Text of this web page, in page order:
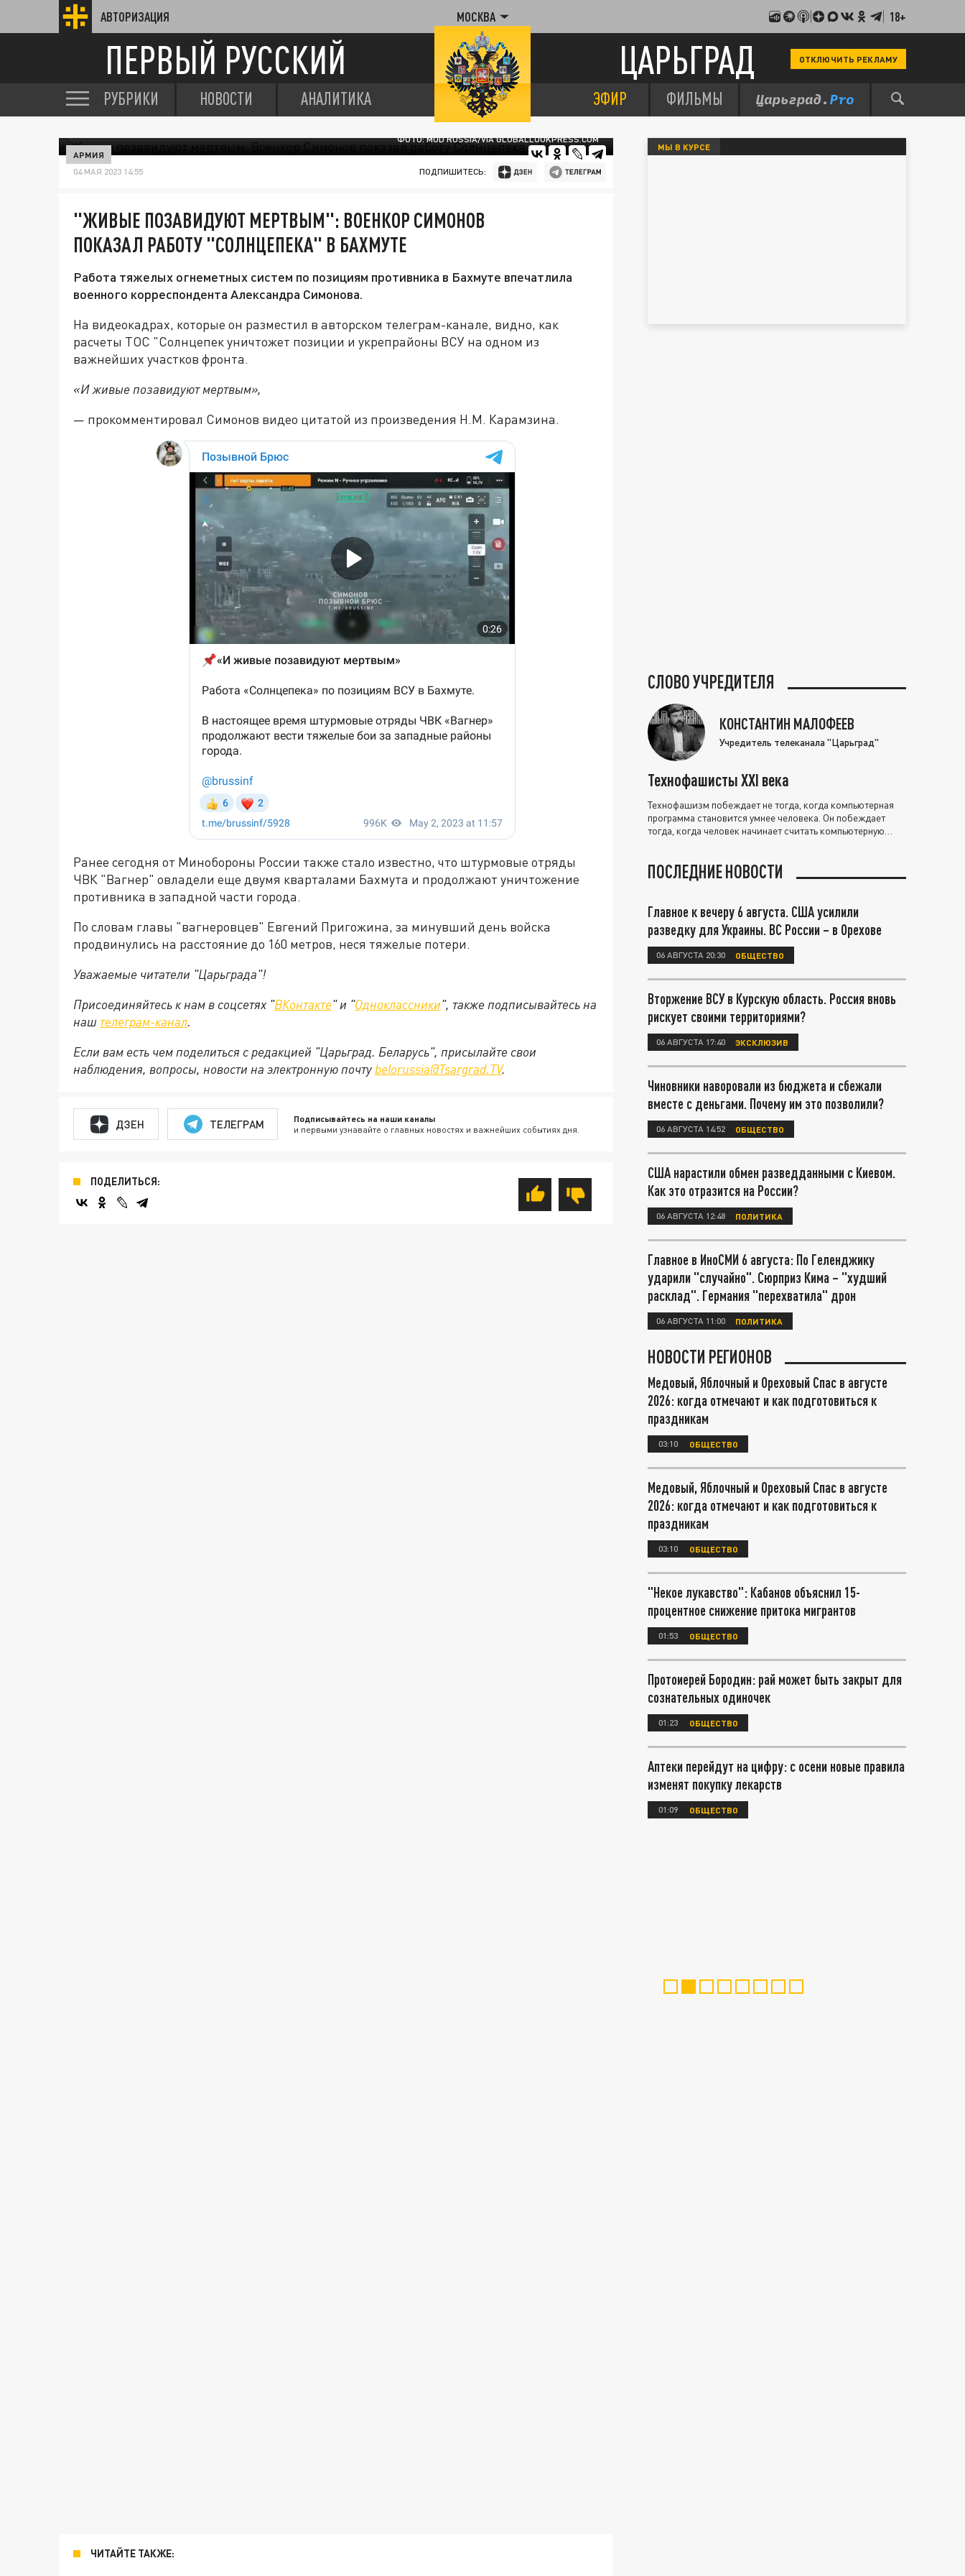
АВТОРИЗАЦИЯ МОСКВА 18+
ПЕРВЫЙ РУССКИЙ ЦАРЬГРАД ОТКЛЮЧИТЬ РЕКЛАМУ
РУБРИКИ НОВОСТИ АНАЛИТИКА ЭФИР ФИЛЬМЫ
ФОТО: MOD RUSSIA/VIA GLOBALLOOKPRESS.COM
АРМИЯ
04 МАЯ 2023 14:55 ПОДПИШИТЕСЬ:
"ЖИВЫЕ ПОЗАВИДУЮТ МЕРТВЫМ": ВОЕНКОР СИМОНОВ
ПОКАЗАЛ РАБОТУ "СОЛНЦЕПЕКА" В БАХМУТЕ
Работа тяжелых огнеметных систем по позициям противника в Бахмуте впечатлила
военного корреспондента Александра Симонова.
На видеокадрах, которые он разместил в авторском телеграм-канале, видно, как
расчеты ТОС "Солнцепек уничтожет позиции и укрепрайоны ВСУ на одном из
важнейших участков фронта.
«И живые позавидуют мертвым»,
— прокомментировал Симонов видео цитатой из произведения Н.М. Карамзина.
Ранее сегодня от Минобороны России также стало известно, что штурмовые отряды
ЧВК "Вагнер" овладели еще двумя кварталами Бахмута и продолжают уничтожение
противника в западной части города.
По словам главы "вагнеровцев" Евгений Пригожина, за минувший день войска
продвинулись на расстояние до 160 метров, неся тяжелые потери.
Уважаемые читатели "Царьграда"!
Присоединяйтесь к нам в соцсетях "ВКонтакте" и "Одноклассники", также подписывайтесь на
наш телеграм-канал.
Если вам есть чем поделиться с редакцией "Царьград. Беларусь", присылайте свои
наблюдения, вопросы, новости на электронную почту belorussia@Tsargrad.TV.
ДЗЕН ТЕЛЕГРАМ Подписывайтесь на наши каналы
и первыми узнавайте о главных новостях и важнейших событиях дня.
ПОДЕЛИТЬСЯ:
ЧИТАЙТЕ ТАКЖЕ:
МЫ В КУРСЕ
СЛОВО УЧРЕДИТЕЛЯ
КОНСТАНТИН МАЛОФЕЕВ
Учредитель телеканала "Царьград"
Технофашисты XXI века
Технофашизм побеждает не тогда, когда компьютерная
программа становится умнее человека. Он побеждает
тогда, когда человек начинает считать компьютерную
ПОСЛЕДНИЕ НОВОСТИ
Главное к вечеру 6 августа. США усилили
разведку для Украины. ВС России – в Орехове
06 АВГУСТА 20:30 ОБЩЕСТВО
Вторжение ВСУ в Курскую область. Россия вновь
рискует своими территориями?
06 АВГУСТА 17:40 ЭКСКЛЮЗИВ
Чиновники наворовали из бюджета и сбежали
вместе с деньгами. Почему им это позволили?
06 АВГУСТА 14:52 ОБЩЕСТВО
США нарастили обмен разведданными с Киевом.
Как это отразится на России?
06 АВГУСТА 12:48 ПОЛИТИКА
Главное в ИноСМИ 6 августа: По Геленджику
ударили "случайно". Сюрприз Кима – "худший
расклад". Германия "перехватила" дрон
06 АВГУСТА 11:00 ПОЛИТИКА
НОВОСТИ РЕГИОНОВ
Медовый, Яблочный и Ореховый Спас в августе
2026: когда отмечают и как подготовиться к
праздникам
03:10 ОБЩЕСТВО
Медовый, Яблочный и Ореховый Спас в августе
2026: когда отмечают и как подготовиться к
праздникам
03:10 ОБЩЕСТВО
"Некое лукавство": Кабанов объяснил 15-
процентное снижение притока мигрантов
01:53 ОБЩЕСТВО
Протоиерей Бородин: рай может быть закрыт для
сознательных одиночек
01:23 ОБЩЕСТВО
Аптеки перейдут на цифру: с осени новые правила
изменят покупку лекарств
01:09 ОБЩЕСТВО